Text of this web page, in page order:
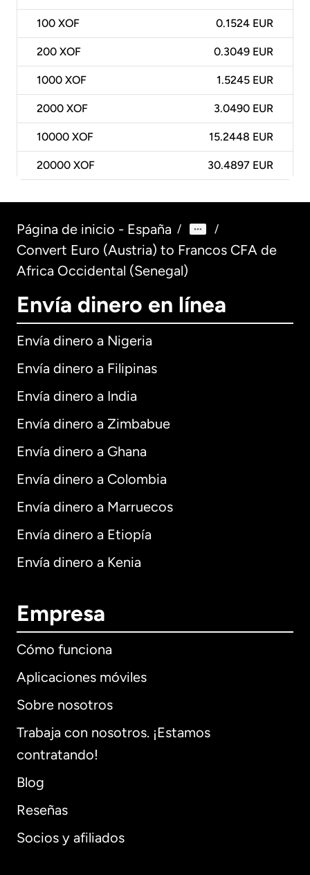
100 XOF 0.1524 EUR
200 XOF 0.3049 EUR
1000 XOF 1.5245 EUR
2000 XOF 3.0490 EUR
10000 XOF 15.2448 EUR
20000 XOF 30.4897 EUR
Página de inicio - España / /
Convert Euro (Austria) to Francos CFA de
Africa Occidental (Senegal)
Envía dinero en línea
Envía dinero a Nigeria
Envía dinero a Filipinas
Envía dinero a India
Envía dinero a Zimbabue
Envía dinero a Ghana
Envía dinero a Colombia
Envía dinero a Marruecos
Envía dinero a Etiopía
Envía dinero a Kenia
Empresa
Cómo funciona
Aplicaciones móviles
Sobre nosotros
Trabaja con nosotros. ¡Estamos
contratando!
Blog
Reseñas
Socios y afiliados